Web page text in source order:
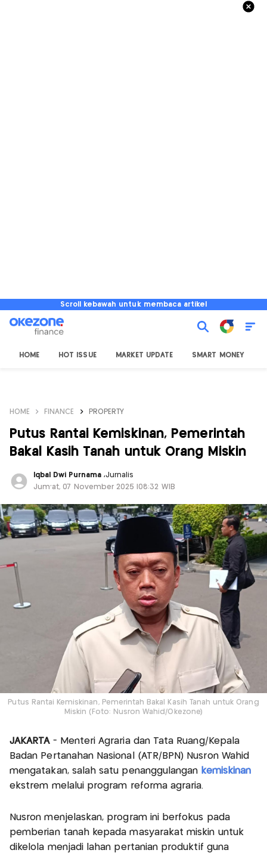
Scroll kebawah untuk membaca artikel
HOME HOT ISSUE MARKET UPDATE SMART MONEY
HOME FINANCE PROPERTY
Putus Rantai Kemiskinan, Pemerintah
Bakal Kasih Tanah untuk Orang Miskin
Iqbal Dwi Purnama ,Jurnalis
Jum'at, 07 November 2025 |08:32 WIB
Putus Rantai Kemiskinan, Pemerintah Bakal Kasih Tanah untuk Orang
Miskin (Foto: Nusron Wahid/Okezone)
JAKARTA- Menteri Agraria dan Tata Ruang/Kepala
Badan Pertanahan Nasional (ATR/BPN) Nusron Wahid
mengatakan, salah satu penanggulangan kemiskinan
ekstrem melalui program reforma agraria.
Nusron menjelaskan, program ini berfokus pada
pemberian tanah kepada masyarakat miskin untuk
dikelola menjadi lahan pertanian produktif guna